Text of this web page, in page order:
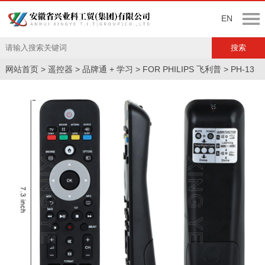
EN
网站首页> 遥控器 > 品牌通 + 学习 > FOR PHILIPS 飞利普> PH-13